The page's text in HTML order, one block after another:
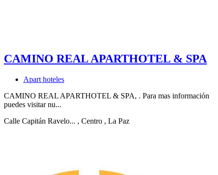
CAMINO REAL APARTHOTEL & SPA
Apart hoteles
CAMINO REAL APARTHOTEL & SPA, . Para mas información
puedes visitar nu...
Calle Capitán Ravelo... , Centro , La Paz